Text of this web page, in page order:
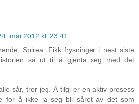
mai 2012 kl. 23:41
Spirea. Fikk frysninger i nest siste
så ut til å gjenta seg med det
sår, tror jeg. Å tilgi er en aktiv prosess
for å ikke la seg bli såret av det som